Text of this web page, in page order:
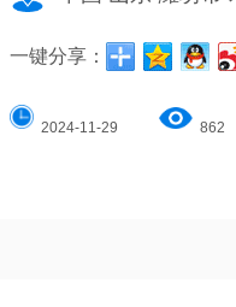
一键分享：
2024-11-29 862